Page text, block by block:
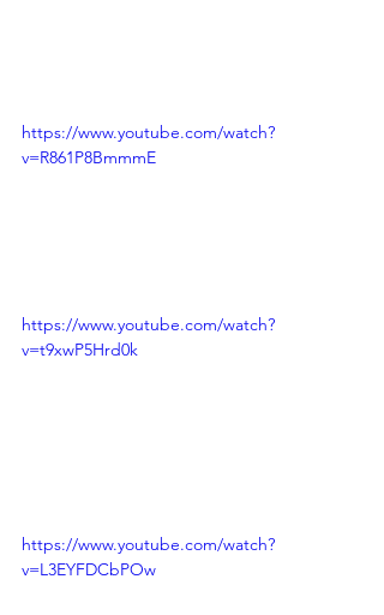
https://www.youtube.com/watch?
v=R861P8BmmmE
https://www.youtube.com/watch?
v=t9xwP5Hrd0k
https://www.youtube.com/watch?
v=L3EYFDCbPOw